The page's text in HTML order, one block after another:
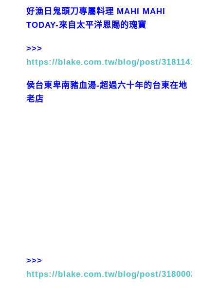
好漁日鬼頭刀專屬料理 MAHI MAHI
TODAY-來自太平洋恩賜的瑰寶
>>>
https://blake.com.tw/blog/post/31811411
侯台東卑南豬血湯-超過六十年的台東在地
老店
>>>
https://blake.com.tw/blog/post/31800025